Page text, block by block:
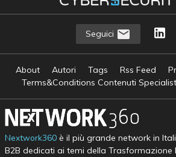
Seguici
About Autori Tags Rss Feed
Terms&Conditions Contenuti
Nextwork360è il più grande network in
B2B dedicati ai temi della Trasformazione